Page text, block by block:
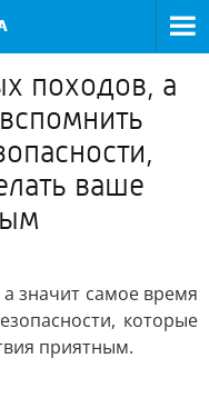
походов, а
ваше
значит самое время
которые
приятным.